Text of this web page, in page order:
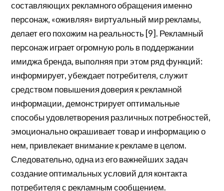
составляющих рекламного обращения именно
персонаж, «оживляя» виртуальный мир рекламы,
делает его похожим на реальность [9]. Рекламный
персонаж играет огромную роль в поддержании
имиджа бренда, выполняя при этом ряд функций:
информирует, убеждает потребителя, служит
средством повышения доверия к рекламной
информации, демонстрирует оптимальные
способы удовлетворения различных потребностей,
эмоционально окрашивает товар и информацию о
нем, привлекает внимание к рекламе в целом.
Следовательно, одна из его важнейших задач
создание оптимальных условий для контакта
потребителя с рекламным сообщением.